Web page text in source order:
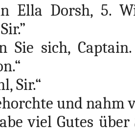
Ella Dorsh, 5.
Sie sich,
Sir.“
und nahm
viel Gutes